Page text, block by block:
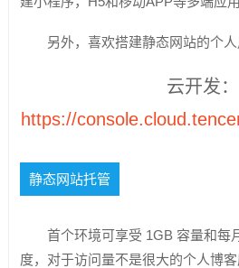
另外，喜欢搭建静态网站的个
云开发：
https://
静态网站托管
首个环境可享受 1GB 容量和每
度，对于访问量不是很大的个人博